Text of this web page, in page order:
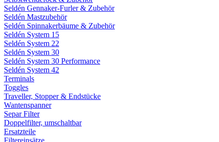
Seldén Gennaker-Furler & Zubehör
Seldén Mastzubehör
Seldén Spinnakerbäume & Zubehör
Seldén System 15
Seldén System 22
Seldén System 30
Seldén System 30 Performance
Seldén System 42
Terminals
Toggles
Traveller, Stopper & Endstücke
Wantenspanner
Separ Filter
Doppelfilter, umschaltbar
Ersatzteile
Filtereinsätze